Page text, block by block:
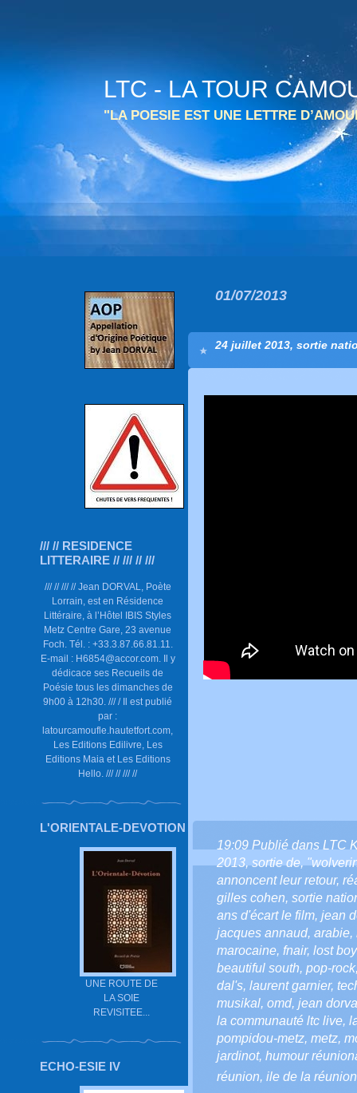
LTC - LA TOUR
"LA POESIE EST UNE LETTRE
/// // RESIDENCE
LITTERAIRE // /// // ///
/// // /// // Jean DORVAL, Poète
Lorrain, est en Résidence
Littéraire, à l’Hôtel IBIS Styles
Metz Centre Gare, 23 avenue
Foch. Tél. : +33.3.87.66.81.11.
E-mail : H6854@accor.com. Il y
dédicace ses Recueils de
Poésie tous les dimanches de
9h00 à 12h30. /// / Il est publié
par :
latourcamoufle.hautetfort.com,
Les Editions Edilivre, Les
Editions Maia et Les Editions
Hello. /// // /// //
L'ORIENTALE-DEVOTION
UNE ROUTE DE
LA SOIE
REVISITEE...
ECHO-ESIE IV
01/07/2013
24 juillet 2013, sortie
19:09 Publié dans LTC
2013,sortie de,
annoncent leur retour,
gilles cohen, sortie
ans d'écart le film, jean
jacques annaud, arabie,
marocaine, fnair, lost
beautiful south, pop-rock
dal's, laurent garnier,
musikal, omd, jean
la communauté ltc live,
pompidou-metz, metz,
jardinot, humour
réunion, ile de la réunion